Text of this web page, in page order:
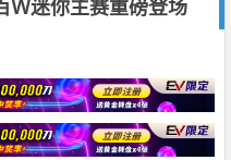
Ｗ迷你主赛重磅登场